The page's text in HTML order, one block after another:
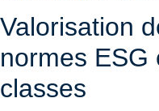
Valorisation
normes ESG
classes